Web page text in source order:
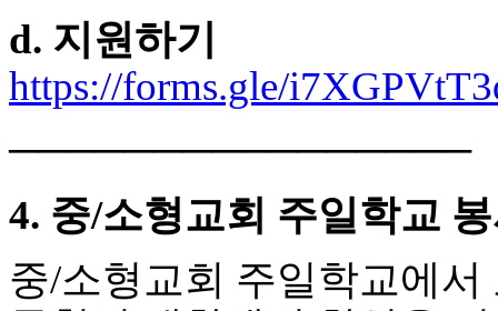
약
국
미
국
시
출
d. 지원하기
https://forms.gle/
────────────────
4. 중/소형교회 주일학교
중/소형교회 주일학교에